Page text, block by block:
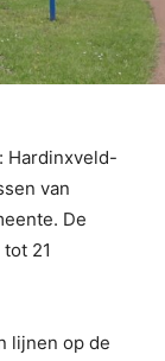
Hardinxveld-
van
De
21
lijnen op de